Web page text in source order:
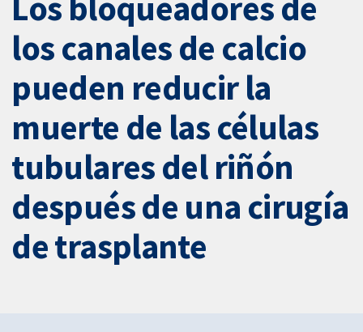
los canales de calcio
pueden reducir la
muerte de las células
tubulares del riñón
después de una cirugía
de trasplante